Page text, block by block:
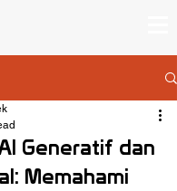
Generatif dan
Memahami